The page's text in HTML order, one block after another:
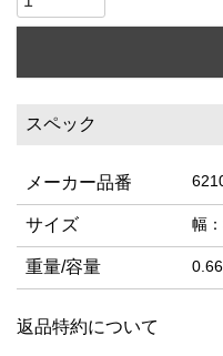
スペック
メーカー品番
サイズ 幅
重量/容量
返品特約について